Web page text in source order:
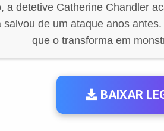
a detetive Catherine Chandler
salvou de um ataque anos
que o transforma em
BAIXAR